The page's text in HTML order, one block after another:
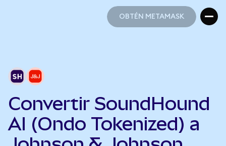
OBTÉN METAMASK
Convertir SoundHound
AI (Ondo Tokenized) a